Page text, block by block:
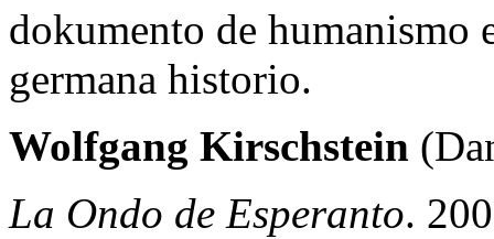
dokumento de humanismo
germana historio.
Wolfgang Kirschstein
La Ondo de Esperanto.